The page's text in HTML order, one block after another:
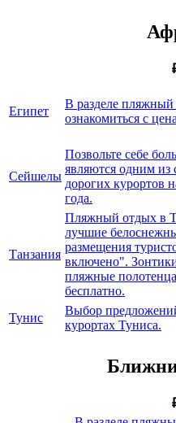
Египет
В разделе пляжный
ознакомиться с
Сейшелы
Позвольте себе
являются одним
дорогих курортов
года.
Танзания
Пляжный отдых в
лучшие
размещения
включено".
пляжные
бесплатно.
Тунис
Выбор
курортах Туниса.